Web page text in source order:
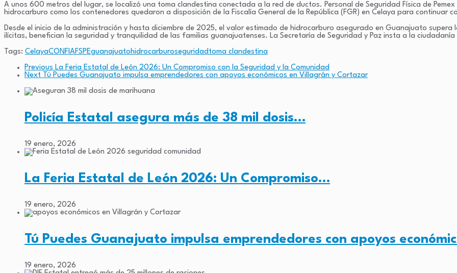
A unos 600 metros del lugar, se localizó una toma clandestina conectada a la red de ductos. Personal de Seguridad Física de
hidrocarburo como los contenedores quedaron a disposición de la Fiscalía General de la República (FGR) en Celaya para continuar
Desde el inicio de la administración y hasta diciembre de 2025, el valor estimado de hidrocarburo asegurado en Guanajuato supera
ilícitas, benefician la seguridad y tranquilidad de las familias guanajuatenses. La Secretaría de Seguridad y Paz insta a la
Tags: CelayaCONFIAFSPEguanajuato hidrocarburoseguridad toma clandestina
Previous La Feria Estatal de León 2026: Un Compromiso con la Seguridad y la Comunidad
Next Tú Puedes Guanajuato impulsa emprendedores con apoyos económicos en Villagrán y Cortazar
Policía Estatal asegura más de 38 mil dosis…
19 enero, 2026
La Feria Estatal de León 2026: Un Compromiso…
19 enero, 2026
Tú Puedes Guanajuato impulsa emprendedores con apoyos
19 enero, 2026